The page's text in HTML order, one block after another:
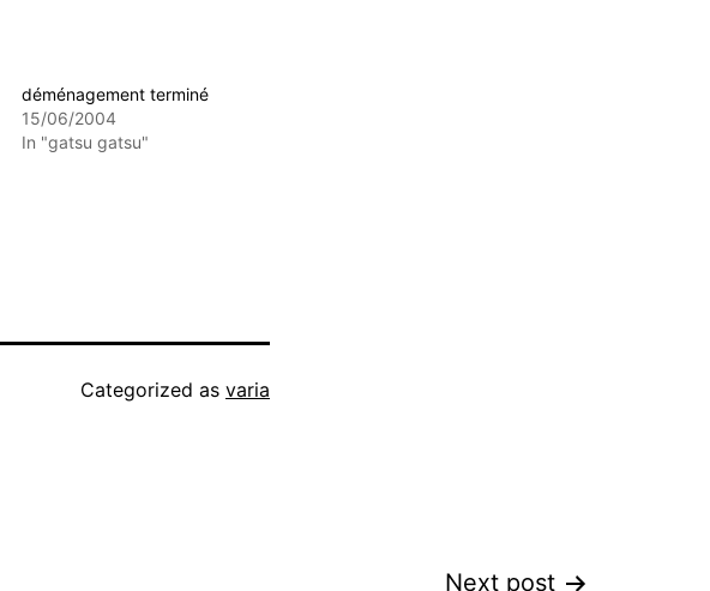
déménagement terminé
15/06/2004
In "gatsu gatsu"
Categorized as varia
Next post